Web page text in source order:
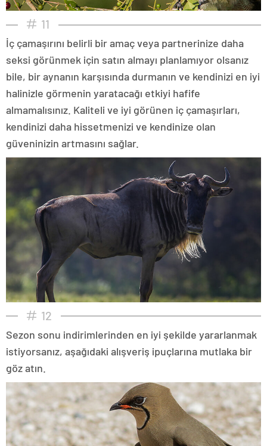
11
İç çamaşırını belirli bir amaç veya partnerinize daha
seksi görünmek için satın almayı planlamıyor olsanız
bile, bir aynanın karşısında durmanın ve kendinizi en iyi
halinizle görmenin yaratacağı etkiyi hafife
almamalısınız. Kaliteli ve iyi görünen iç çamaşırları,
kendinizi daha hissetmenizi ve kendinize olan
güveninizin artmasını sağlar.
12
Sezon sonu indirimlerinden en iyi şekilde yararlanmak
istiyorsanız, aşağıdaki alışveriş ipuçlarına mutlaka bir
göz atın.